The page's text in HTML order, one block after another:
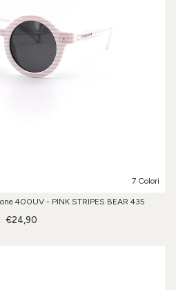
7 Colori
400UV - PINK STRIPES BEAR 435
€24,90